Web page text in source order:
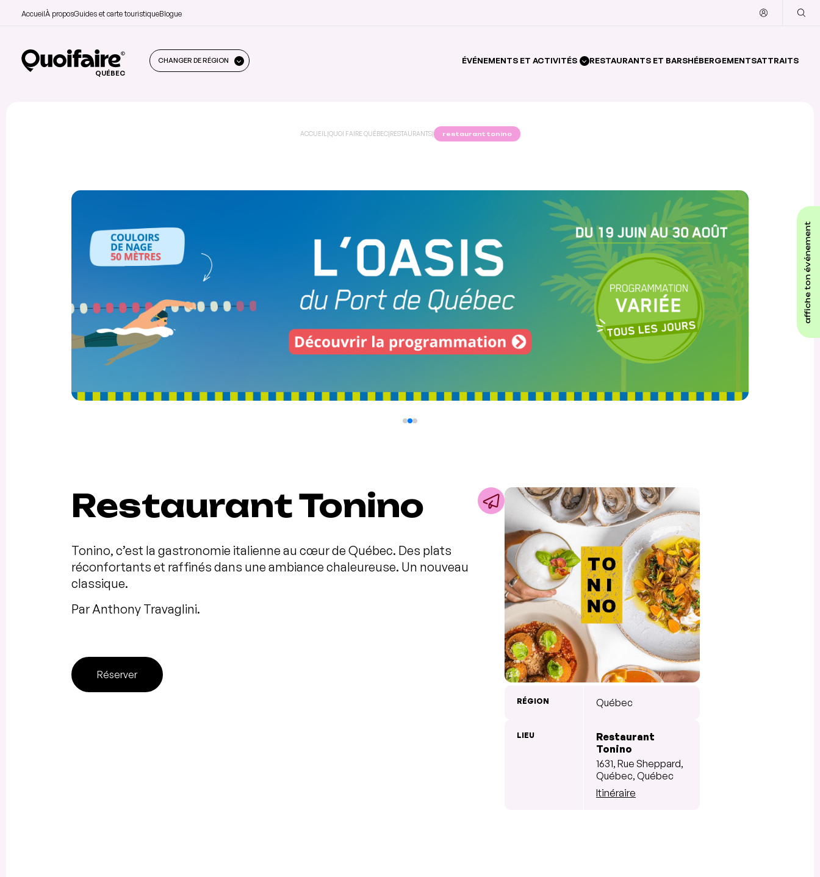
AccueilÀ proposGuides et carte touristiqueBlogue
QUÉBEC
CHANGER DE RÉGION ÉVÉNEMENTS ET ACTIVITÉS RESTAURANTS ET BARSHÉBERGEMENTSATTRAITS
affiche ton événement
ACCUEIL |QUOI FAIRE QUÉBEC|RESTAURANTS| restaurant tonino
Restaurant Tonino
Tonino, c’est la gastronomie italienne au cœur de Québec. Des plats
réconfortants et raffinés dans une ambiance chaleureuse. Un nouveau
classique.
Par Anthony Travaglini.
Réserver
RÉGION Québec
LIEU
Restaurant
Tonino
1631, Rue Sheppard,
Québec, Québec
Itinéraire